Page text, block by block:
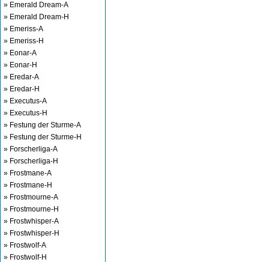
» Emerald Dream-A
» Emerald Dream-H
» Emeriss-A
» Emeriss-H
» Eonar-A
» Eonar-H
» Eredar-A
» Eredar-H
» Executus-A
» Executus-H
» Festung der Sturme-A
» Festung der Sturme-H
» Forscherliga-A
» Forscherliga-H
» Frostmane-A
» Frostmane-H
» Frostmourne-A
» Frostmourne-H
» Frostwhisper-A
» Frostwhisper-H
» Frostwolf-A
» Frostwolf-H